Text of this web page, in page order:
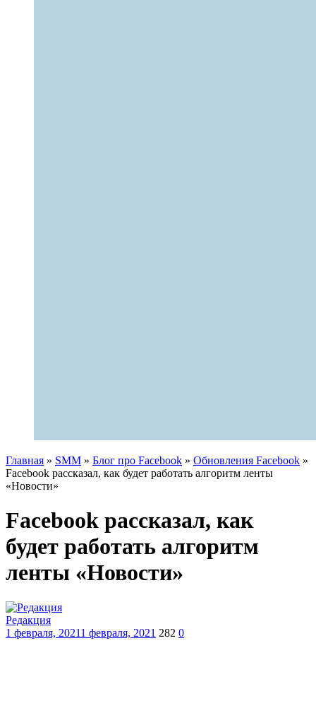
Главная » SMM » Блог про Facebook » Обновления Facebook »
Facebook рассказал, как будет работать алгоритм ленты
«Новости»
Facebook рассказал, как
будет работать алгоритм
ленты «Новости»
Редакция
1 февраля, 20211 февраля, 2021 282 0